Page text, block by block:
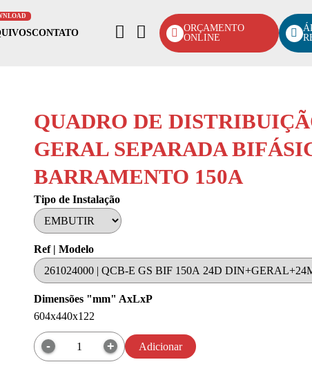
CONTATO
ORÇAMENTO
ONLINE
QUADRO DE
GERAL SEPARADA
BARRAMENTO 150A
Tipo de Instalação
Ref | Modelo
Dimensões "mm" AxLxP
604x440x122
Adicionar